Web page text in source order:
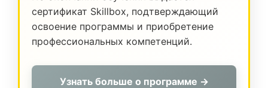
сертификат Skillbox, подтверждающий
освоение программы и приобретение
профессиональных компетенций.
Узнать больше о программе →